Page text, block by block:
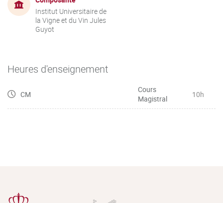
Institut Universitaire de
la Vigne et du Vin Jules
Guyot
Heures d'enseignement
CM
Cours
Magistral
10h